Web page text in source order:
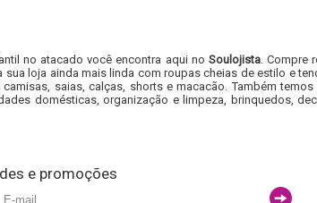
no atacado você encontra aqui no Soulojista. Compre
loja ainda mais linda com roupas cheias de estilo e
saias, calças, shorts e macacão. Também
domésticas, organização e limpeza, brinquedos,
e promoções